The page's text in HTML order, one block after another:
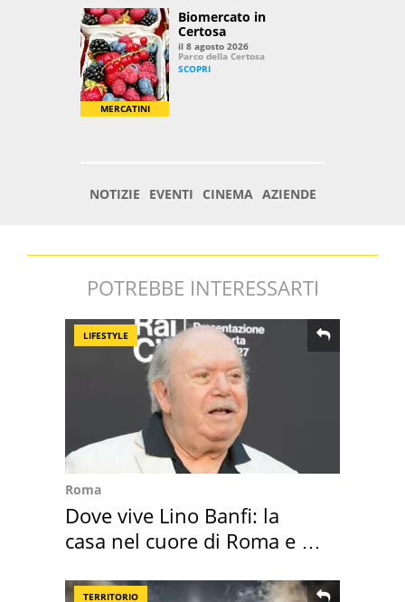
POTREBBE INTERESSARTI
LIFESTYLE
Roma
Dove vive Lino Banfi: la
casa nel cuore di Roma e i
TERRITORIO